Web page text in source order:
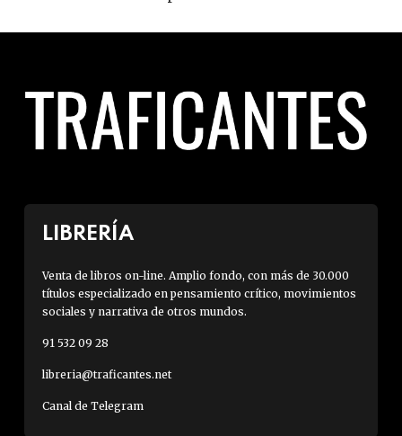
LIBRERÍA
Venta de libros on-line. Amplio fondo, con más de 30.000
títulos especializado en pensamiento crítico, movimientos
sociales y narrativa de otros mundos.
91 532 09 28
libreria@traficantes.net
Canal de Telegram